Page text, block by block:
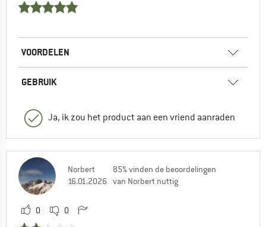
VOORDELEN
GEBRUIK
Ja, ik zou het product aan een vriend aanraden
Norbert
16.01.2026
85% vinden de beoordelingen
van Norbert nuttig
0 0